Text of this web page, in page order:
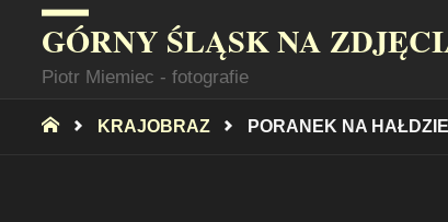
GÓRNY ŚLĄSK NA
Piotr Miemiec - fotografie
STRONA
KRAJOBRAZ PORANEK NA